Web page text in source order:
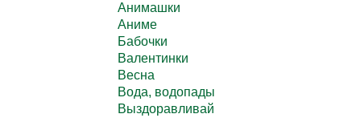
Анимашки
Аниме
Бабочки
Валентинки
Весна
Вода, водопады
Выздоравливай